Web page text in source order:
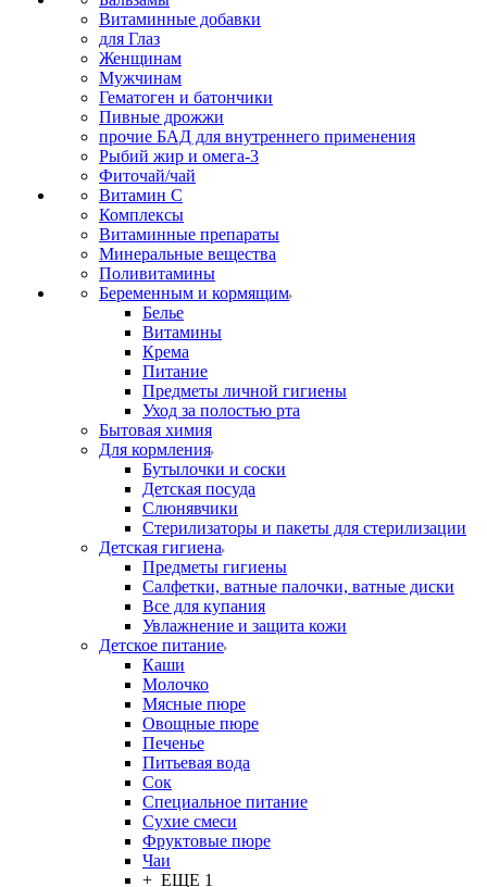
Витаминные добавки
для Глаз
Женщинам
Мужчинам
Гематоген и батончики
Пивные дрожжи
прочие БАД для внутреннего применения
Рыбий жир и омега-3
Фиточай/чай
Витамин С
Комплексы
Витаминные препараты
Минеральные вещества
Поливитамины
Беременным и кормящим
Белье
Витамины
Крема
Питание
Предметы личной гигиены
Уход за полостью рта
Бытовая химия
Для кормления
Бутылочки и соски
Детская посуда
Слюнявчики
Стерилизаторы и пакеты для стерилизации
Детская гигиена
Предметы гигиены
Салфетки, ватные палочки, ватные диски
Все для купания
Увлажнение и защита кожи
Детское питание
Каши
Молочко
Мясные пюре
Овощные пюре
Печенье
Питьевая вода
Сок
Специальное питание
Сухие смеси
Фруктовые пюре
Чаи
+ ЕЩЕ 1